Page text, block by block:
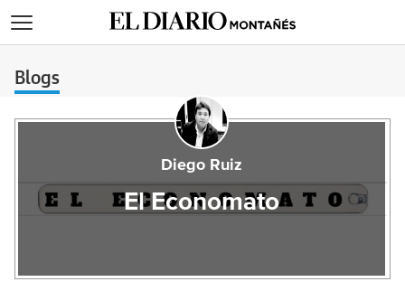
Blogs
Diego Ruiz
El Economato